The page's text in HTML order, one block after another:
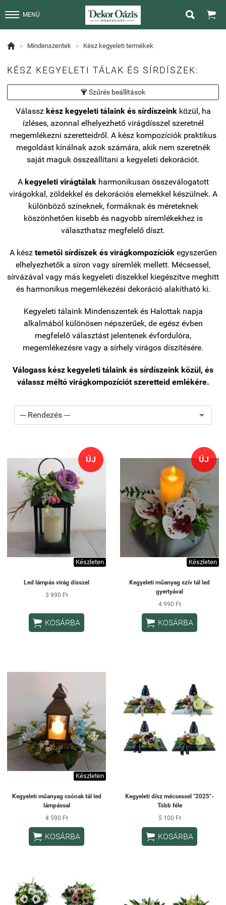
MENÜ  
 » Mindenszentek » Kész kegyeleti termékek
KÉSZ KEGYELETI TÁLAK ÉS SÍRDÍSZEK:
 Szűrés beállítások
Válassz kész kegyeleti tálaink és sírdíszeinkközül, ha
ízléses, azonnal elhelyezhető virágdísszel szeretnél
megemlékezni szeretteidről. A kész kompozíciók praktikus
megoldást kínálnak azok számára, akik nem szeretnék
saját maguk összeállítani a kegyeleti dekorációt.
A kegyeleti virágtálakharmonikusan összeválogatott
virágokkal, zöldekkel és dekorációs elemekkel készülnek. A
különböző színeknek, formáknak és méreteknek
köszönhetően kisebb és nagyobb síremlékekhez is
választhatsz megfelelő díszt.
A kész temetői sírdíszek és virágkompozíciókegyszerűen
elhelyezhetők a síron vagy síremlék mellett. Mécsessel,
sírvázával vagy más kegyeleti díszekkel kiegészítve meghitt
és harmonikus megemlékezési dekoráció alakítható ki.
Kegyeleti tálaink Mindenszentek és Halottak napja
alkalmából különösen népszerűek, de egész évben
megfelelő választást jelentenek évfordulóra,
megemlékezésre vagy a sírhely virágos díszítésére.
Válogass kész kegyeleti tálaink és sírdíszeink közül, és
válassz méltó virágkompozíciót szeretteid emlékére.
ÚJ
Készleten
Led lámpás virág dísszel
3 990 Ft
 KOSÁRBA
ÚJ
Készleten
Kegyeleti műanyag szív tál led
gyertyával
4 990 Ft
 KOSÁRBA
Készleten
Kegyeleti műanyag csónak tál led
lámpással
4 590 Ft
 KOSÁRBA
Kegyeleti dísz mécsessel "2025"-
Több féle
5 100 Ft
 KOSÁRBA